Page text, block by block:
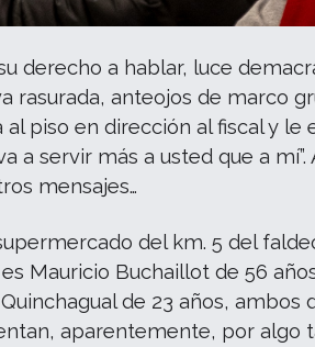
derecho a hablar, luce
rasurada, anteojos de marco
piso en dirección al fiscal y le
a servir más a usted que a mí”.
mensajes…
del km. 5 del
Mauricio Buchaillot de 56
de 23 años, ambos
aparentemente, por algo